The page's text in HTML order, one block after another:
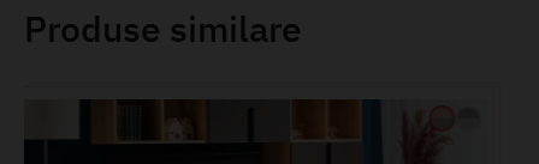
Produse similare